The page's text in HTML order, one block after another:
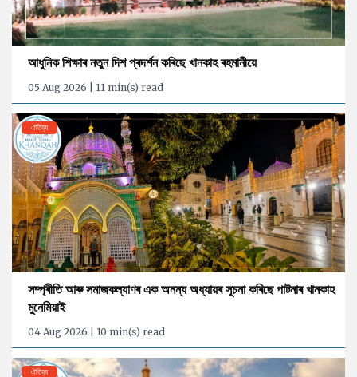
আধুনিক শিক্ষাৰ নতুন দিশ প্ৰদৰ্শন কৰিছে খানকাহ ৰহমানীয়ে
05 Aug 2026 | 11 min(s) read
ঐতিহ্য
সম্প্ৰীতি আৰু সমাজকল্যাণৰ এক অনন্য অধ্যায়ৰ সূচনা কৰিছে পাটনাৰ খানকাহ
মুনেমিয়াই
04 Aug 2026 | 10 min(s) read
ঐতিহ্য